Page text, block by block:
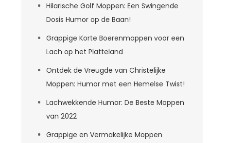
Hilarische Golf Moppen: Een Swingende
Dosis Humor op de Baan!
Grappige Korte Boerenmoppen voor een
Lach op het Platteland
Ontdek de Vreugde van Christelijke
Moppen: Humor met een Hemelse Twist!
Lachwekkende Humor: De Beste Moppen
van 2022
Grappige en Vermakelijke Moppen